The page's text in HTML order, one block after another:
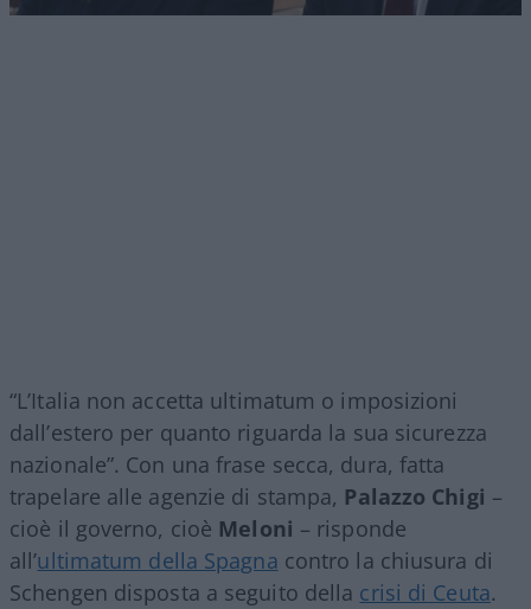
“L’Italia non accetta ultimatum o imposizioni
dall’estero per quanto riguarda la sua sicurezza
nazionale”. Con una frase secca, dura, fatta
trapelare alle agenzie di stampa, Palazzo Chigi –
cioè il governo, cioè Meloni – risponde
all’ultimatum della Spagna contro la chiusura di
Schengen disposta a seguito della crisi di Ceuta.